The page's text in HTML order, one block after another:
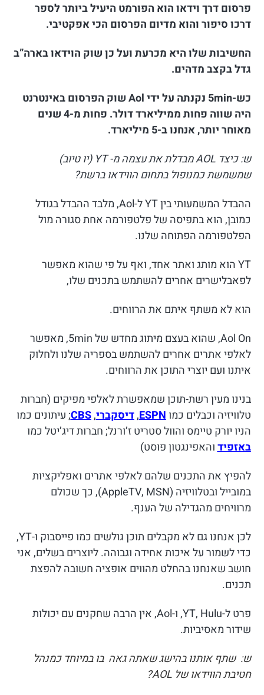
פרסום דרך וידאו הוא הפורמט היעיל ביותר לספר
דרכו סיפור והוא מדיום הפרסום הכי אפקטיבי.
החשיבות שלו היא מכרעת ועל כן שוק הוידאו בארה”ב
גדל בקצב מדהים.
כש-5min נקנתה על ידי Aol שוק הפרסום באינטרנט
היה שווה פחות ממיליארד דולר. פחות מ-4 שנים
מאוחר יותר, אנחנו ב-5 מיליארד.
ש: כיצד AOL מבדלת את עצמה מ- YT (יו טיוב)
שמשמשת כמנופול בתחום הווידאו ברשת?
ההבדל המשמעותי בין YT ל-Aol, מלבד ההבדל בגודל
כמובן, הוא בתפיסה של פלטפורמה אחת סגורה מול
הפלטפורמה הפתוחה שלנו.
YT הוא מותג ואתר אחד, ואף על פי שהוא מאפשר
לפאבלישרים אחרים להשתמש בתכנים שלו,
הוא לא משתף איתם את הרווחים.
Aol On, שהוא בעצם מיתוג מחדש של 5min, מאפשר
לאלפי אתרים אחרים להשתמש בספריה שלנו ולחלוק
איתנו ועם יוצרי התוכן את הרווחים.
בנינו מעין רשת-תוכן שמאפשרת לאלפי מפיקים (חברות
טלוויזיה וכבלים כמוESPN
,דיסקברי,
CBS; עיתונים כמו
הניו יורק טיימס והוול סטריט ז’ורנל; חברות דיג’יטל כמו
באזפידוהאפינגטון פוסט)
להפיץ את התכנים שלהם לאלפי אתרים ואפליקציות
במובייל ובטלוויזיה (AppleTV, MSN), כך שכולם
מרוויחים מהגדילה של הענף.
לכן אנחנו גם לא מקבלים תוכן גולשים כמו פייסבוק ו-YT,
כדי לשמור על איכות אחידה וגבוהה. ליוצרים בשלים, אני
חושב שאנחנו בהחלט מהווים אופציה חשובה להפצת
תכנים.
פרט ל-YT, Hulu, ו-Aol, אין הרבה שחקנים עם יכולות
שידור מאסיביות.
ש: שתף אותנו בהישג שאתה גאה בו במיוחד כמנהל
חטיבת הווידאו של AOL?